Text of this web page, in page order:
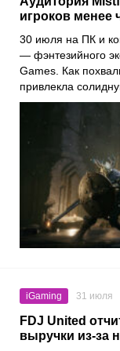
игроков менее
30 июля на ПК и
— фэнтезийного
Games. Как
привлекла
iGaming 31 июля
FDJ United
выручки из-за